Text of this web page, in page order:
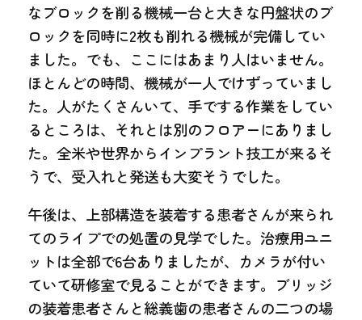
なブロックを削る機械一台と大きな円盤状のブ
ロックを同時に2枚も削れる機械が完備してい
ました。でも、ここにはあまり人はいません。
ほとんどの時間、機械が一人でけずっていまし
た。人がたくさんいて、手でする作業をしてい
るところは、それとは別のフロアーにありまし
た。全米や世界からインプラント技工が来るそ
うで、受入れと発送も大変そうでした。
午後は、上部構造を装着する患者さんが来られ
てのライプでの処置の見学でした。治療用ユニ
ットは全部で6台ありましたが、カメラが付い
ていて研修室で見ることができます。ブリッジ
の装着患者さんと総義歯の患者さんの二つの場